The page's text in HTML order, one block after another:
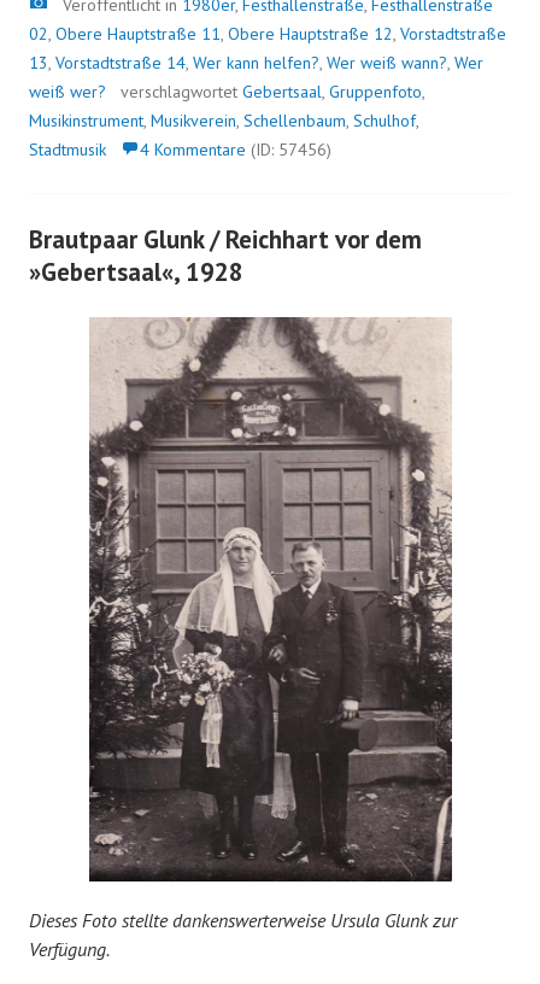
Veröffentlicht in 1980er, Festhallenstraße, Festhallenstraße
02, Obere Hauptstraße 11, Obere Hauptstraße 12, Vorstadtstraße
13, Vorstadtstraße 14, Wer kann helfen?, Wer weiß wann?, Wer
weiß wer?
verschlagwortet Gebertsaal, Gruppenfoto,
Musikinstrument, Musikverein, Schellenbaum, Schulhof,
Stadtmusik
4 Kommentare (ID: 57456)
Brautpaar Glunk / Reichhart vor dem
»Gebertsaal«, 1928
Dieses Foto stellte dankenswerterweise Ursula Glunk zur
Verfügung.